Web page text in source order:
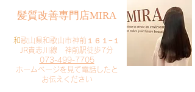
​髪質改善専門店MIRA
​和歌山県和歌山市神前１６１−１
JR貴志川線 神前駅徒歩7分
073-499-7705
​ホームページを見て電話したと
お伝えください